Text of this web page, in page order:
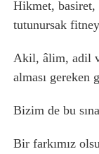
Hikmet,
tutunursak
Akil, âlim, adil
alması gereken
Bizim de bu
Bir farkımız